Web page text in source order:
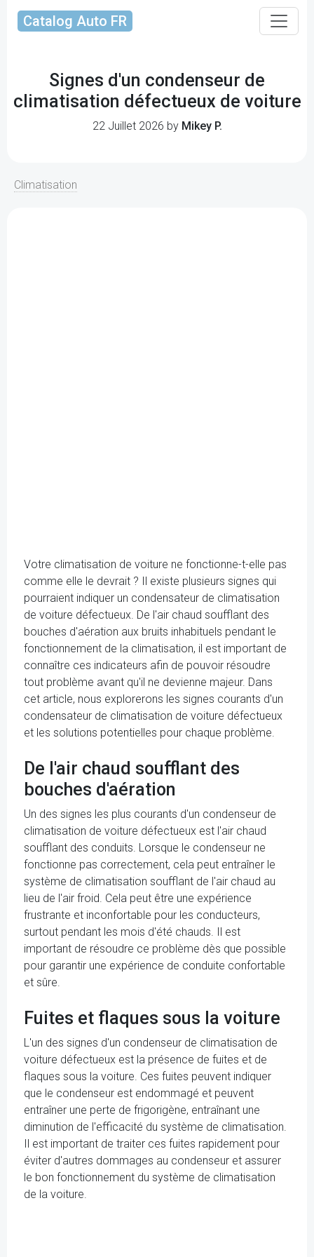
Catalog Auto FR
Signes d'un condenseur de
climatisation défectueux de voiture
22 Juillet 2026 by Mikey P.
Climatisation
Votre climatisation de voiture ne fonctionne-t-elle pas
comme elle le devrait ? Il existe plusieurs signes qui
pourraient indiquer un condensateur de climatisation
de voiture défectueux. De l'air chaud soufflant des
bouches d'aération aux bruits inhabituels pendant le
fonctionnement de la climatisation, il est important de
connaître ces indicateurs afin de pouvoir résoudre
tout problème avant qu'il ne devienne majeur. Dans
cet article, nous explorerons les signes courants d'un
condensateur de climatisation de voiture défectueux
et les solutions potentielles pour chaque problème.
De l'air chaud soufflant des
bouches d'aération
Un des signes les plus courants d'un condenseur de
climatisation de voiture défectueux est l'air chaud
soufflant des conduits. Lorsque le condenseur ne
fonctionne pas correctement, cela peut entraîner le
système de climatisation soufflant de l'air chaud au
lieu de l'air froid. Cela peut être une expérience
frustrante et inconfortable pour les conducteurs,
surtout pendant les mois d'été chauds. Il est
important de résoudre ce problème dès que possible
pour garantir une expérience de conduite confortable
et sûre.
Fuites et flaques sous la voiture
L'un des signes d'un condenseur de climatisation de
voiture défectueux est la présence de fuites et de
flaques sous la voiture. Ces fuites peuvent indiquer
que le condenseur est endommagé et peuvent
entraîner une perte de frigorigène, entraînant une
diminution de l'efficacité du système de climatisation.
Il est important de traiter ces fuites rapidement pour
éviter d'autres dommages au condenseur et assurer
le bon fonctionnement du système de climatisation
de la voiture.